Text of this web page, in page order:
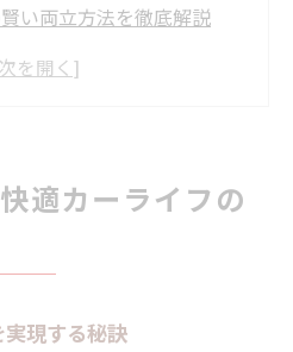
い両立方法を徹底解説
い車検業者の見分け方
を両立させる具体的な流
車検手続きの落とし穴
適カーライフの
現する秘訣